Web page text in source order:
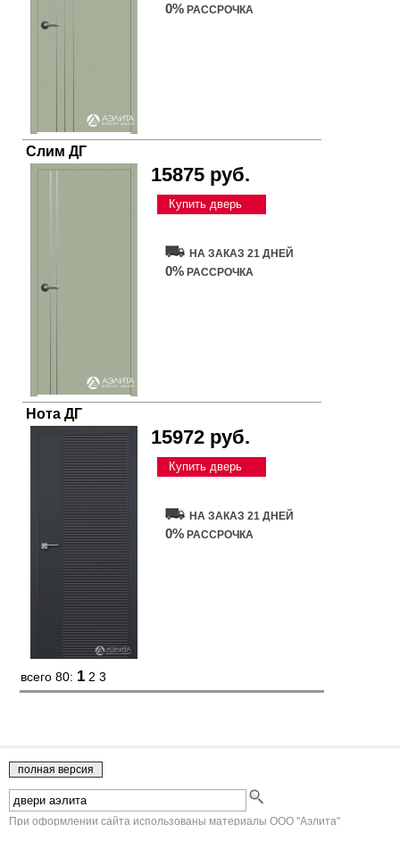
0% РАССРОЧКА
Слим ДГ
15875 руб.
Купить дверь
НА ЗАКАЗ 21 ДНЕЙ
0% РАССРОЧКА
Нота ДГ
15972 руб.
Купить дверь
НА ЗАКАЗ 21 ДНЕЙ
0% РАССРОЧКА
всего 80: 1 2 3
При оформлении сайта использованы материалы ООО "Аэлита"